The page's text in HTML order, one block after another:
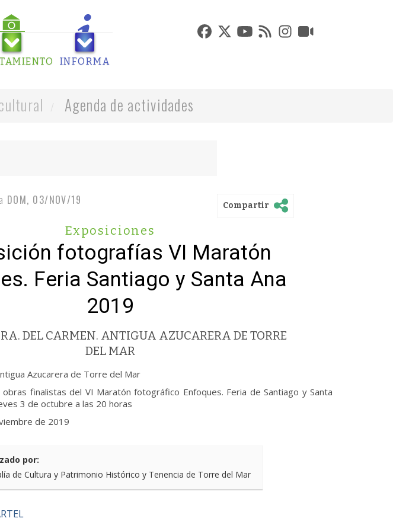
INFORMA
Agenda de actividades
a DOM, 03/NOV/19 Compartir
Exposiciones
fotografías VI Maratón
Feria Santiago y Santa Ana
2019
DEL CARMEN. ANTIGUA AZUCARERA DE TORRE
DEL MAR
Azucarera de Torre del Mar
obras finalistas del VI Maratón fotográfico Enfoques. Feria de Santiago y Santa
3 de octubre a las 20 horas
de 2019
por:
de Cultura y Patrimonio Histórico y Tenencia de Torre del Mar